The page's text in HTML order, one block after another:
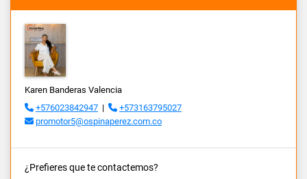
Karen Banderas Valencia
+576023842947 |
+573163795027
promotor5@ospinaperez.com.co
¿Prefieres que te contactemos?